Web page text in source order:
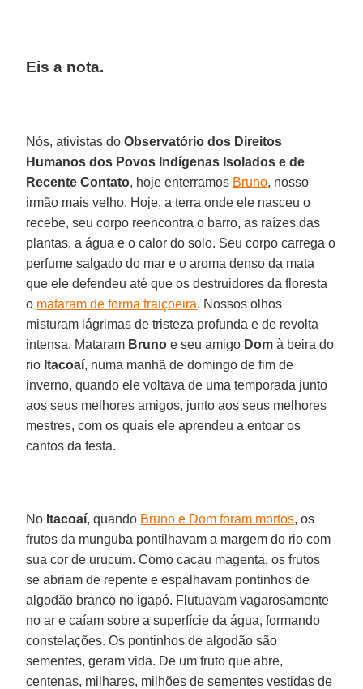
Eis a nota.
Nós, ativistas doObservatório dos Direitos
Humanos dos Povos Indígenas Isolados e de
Recente Contato, hoje enterramos Bruno, nosso
irmão mais velho. Hoje, a terra onde ele nasceu o
recebe, seu corpo reencontra o barro, as raízes das
plantas, a água e o calor do solo. Seu corpo carrega o
perfume salgado do mar e o aroma denso da mata
que ele defendeu até que os destruidores da floresta
o mataram de forma traiçoeira. Nossos olhos
misturam lágrimas de tristeza profunda e de revolta
intensa. Mataram Bruno e seu amigo Dom à beira do
rio Itacoaí, numa manhã de domingo de fim de
inverno, quando ele voltava de uma temporada junto
aos seus melhores amigos, junto aos seus melhores
mestres, com os quais ele aprendeu a entoar os
cantos da festa.
No Itacoaí, quando Bruno e Dom foram mortos, os
frutos da munguba pontilhavam a margem do rio com
sua cor de urucum. Como cacau magenta, os frutos
se abriam de repente e espalhavam pontinhos de
algodão branco no igapó. Flutuavam vagarosamente
no ar e caíam sobre a superfície da água, formando
constelações. Os pontinhos de algodão são
sementes, geram vida. De um fruto que abre,
centenas, milhares, milhões de sementes vestidas de